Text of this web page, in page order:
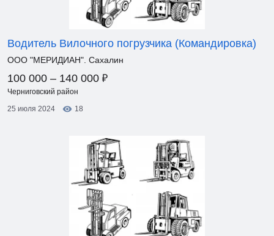
Водитель Вилочного погрузчика (Командировка)
ООО "МЕРИДИАН". Сахалин
100 000 – 140 000 ₽
Черниговский район
25 июля 2024
18